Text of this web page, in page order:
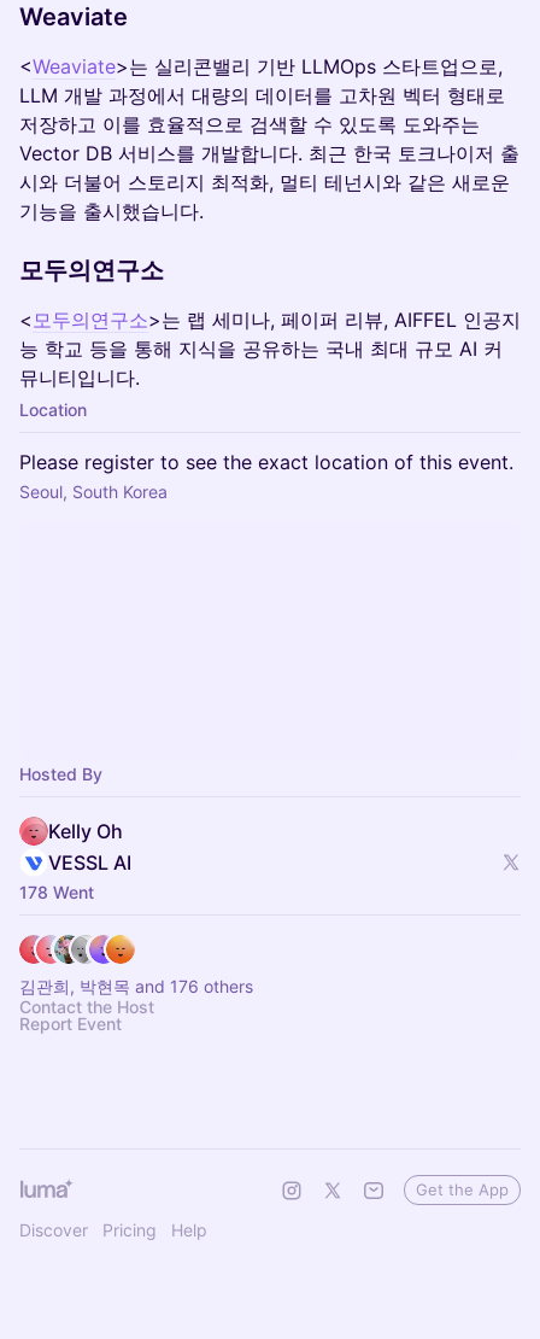
Weaviate
<Weaviate>는 실리콘밸리 기반 LLMOps 스타트업으로,
LLM 개발 과정에서 대량의 데이터를 고차원 벡터 형태로
저장하고 이를 효율적으로 검색할 수 있도록 도와주는
Vector DB 서비스를 개발합니다. 최근 한국 토크나이저 출
시와 더불어 스토리지 최적화, 멀티 테넌시와 같은 새로운
기능을 출시했습니다.
모두의연구소
< 모두의연구소>는 랩 세미나, 페이퍼 리뷰, AIFFEL 인공지
능 학교 등을 통해 지식을 공유하는 국내 최대 규모 AI 커
뮤니티입니다.
Location
Please register to see the exact location of this event.
Seoul, South Korea
Hosted By
Kelly Oh
VESSL AI
178 Went
김관희, 박현목 and 176 others
Contact the Host
Report Event
Discover Pricing Help
Get the App